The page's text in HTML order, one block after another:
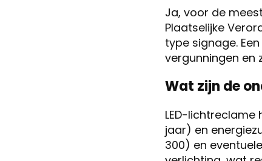
Ja, voor de
Plaatselijke
type signage.
vergunningen en
Wat zijn de
LED-
jaar) en
300) en